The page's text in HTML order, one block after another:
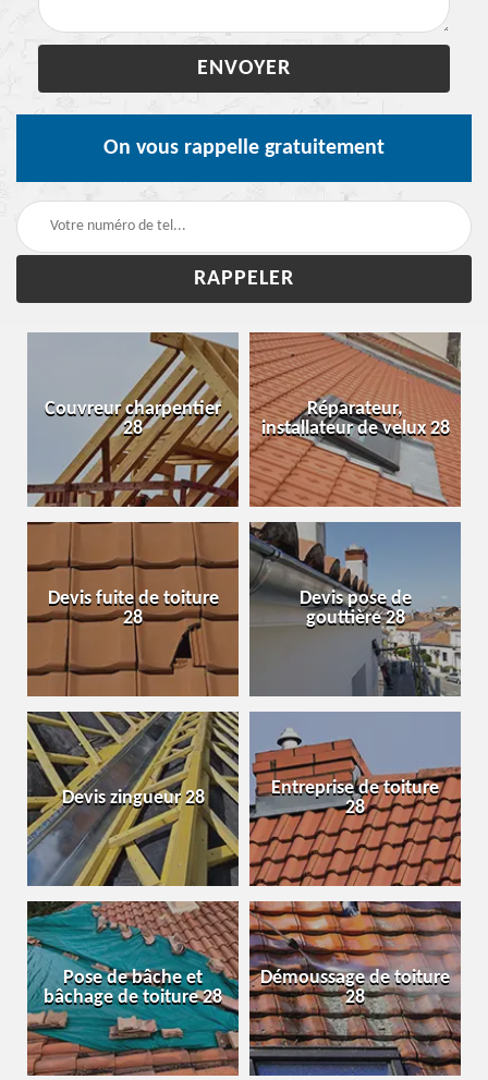
On vous rappelle gratuitement
Couvreur charpentier
28
Réparateur,
installateur de velux 28
Devis fuite de toiture
28
Devis pose de
gouttière 28
Devis zingueur 28
Entreprise de toiture
28
Pose de bâche et
bâchage de toiture 28
Démoussage de toiture
28